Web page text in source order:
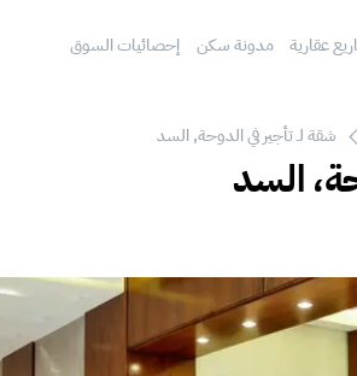
عقارية مدونة سكن إحصائيات السوق
شقة لـ تأجير في الدوحة, السد
السد